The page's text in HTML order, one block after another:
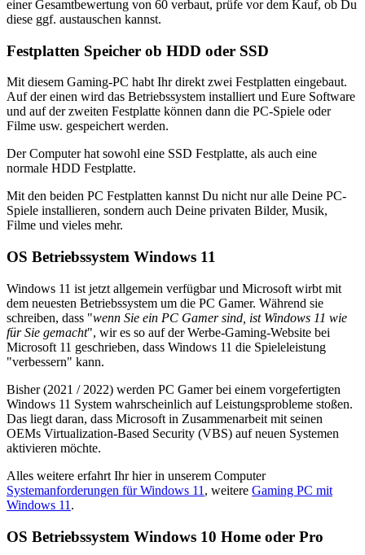
einer Gesamtbewertung von 60 verbaut, prüfe vor dem Kauf, ob Du
diese ggf. austauschen kannst.
Festplatten Speicher ob HDD oder SSD
Mit diesem Gaming-PC habt Ihr direkt zwei Festplatten eingebaut.
Auf der einen wird das Betriebssystem installiert und Eure Software
und auf der zweiten Festplatte können dann die PC-Spiele oder
Filme usw. gespeichert werden.
Der Computer hat sowohl eine SSD Festplatte, als auch eine
normale HDD Festplatte.
Mit den beiden PC Festplatten kannst Du nicht nur alle Deine PC-
Spiele installieren, sondern auch Deine privaten Bilder, Musik,
Filme und vieles mehr.
OS Betriebssystem Windows 11
Windows 11 ist jetzt allgemein verfügbar und Microsoft wirbt mit
dem neuesten Betriebssystem um die PC Gamer. Während sie
schreiben, dass "wenn Sie ein PC Gamer sind, ist Windows 11 wie
für Sie gemacht", wir es so auf der Werbe-Gaming-Website bei
Microsoft 11 geschrieben, dass Windows 11 die Spieleleistung
"verbessern" kann.
Bisher (2021 / 2022) werden PC Gamer bei einem vorgefertigten
Windows 11 System wahrscheinlich auf Leistungsprobleme stoßen.
Das liegt daran, dass Microsoft in Zusammenarbeit mit seinen
OEMs Virtualization-Based Security (VBS) auf neuen Systemen
aktivieren möchte.
Alles weitere erfahrt Ihr hier in unserem Computer
Systemanforderungen für Windows 11 , weitere Gaming PC mit
Windows 11 .
OS Betriebssystem Windows 10 Home oder Pro